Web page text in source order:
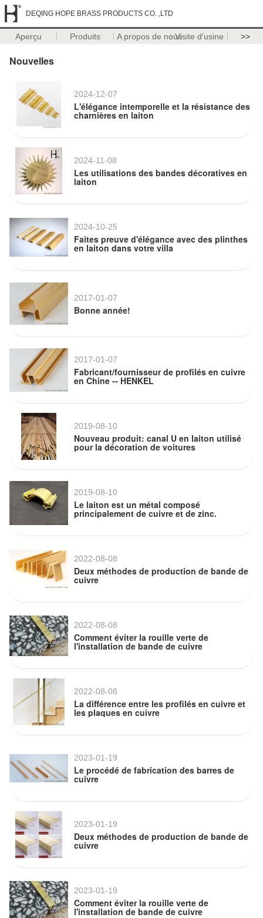
DEQING HOPE BRASS PRODUCTS CO. ,LTD
Aperçu Produits A propos de nousVisite d'usine >>
Nouvelles
2024-12-07
L'élégance intemporelle et la résistance des
charnières en laiton
2024-11-08
Les utilisations des bandes décoratives en
laiton
2024-10-25
Faites preuve d'élégance avec des plinthes
en laiton dans votre villa
2017-01-07
Bonne année!
2017-01-07
Fabricant/fournisseur de profilés en cuivre
en Chine -- HENKEL
2019-08-10
Nouveau produit: canal U en laiton utilisé
pour la décoration de voitures
2019-08-10
Le laiton est un métal composé
principalement de cuivre et de zinc.
2022-08-08
Deux méthodes de production de bande de
cuivre
2022-08-08
Comment éviter la rouille verte de
l'installation de bande de cuivre
2022-08-08
La différence entre les profilés en cuivre et
les plaques en cuivre
2023-01-19
Le procédé de fabrication des barres de
cuivre
2023-01-19
Deux méthodes de production de bande de
cuivre
2023-01-19
Comment éviter la rouille verte de
l'installation de bande de cuivre